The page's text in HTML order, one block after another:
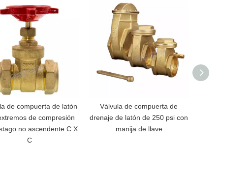
de compuerta de latón
de compresión
no ascendente C X
C
Válvula de compuerta de
drenaje de latón de 250 psi con
manija de llave